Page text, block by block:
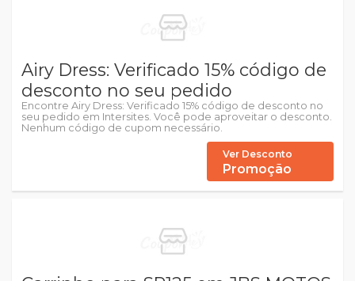
Airy Dress: Verificado 15% código de
desconto no seu pedido
Encontre Airy Dress: Verificado 15% código de desconto no
seu pedido em Intersites. Você pode aproveitar o desconto.
Nenhum código de cupom necessário.
Ver Desconto
Promoção